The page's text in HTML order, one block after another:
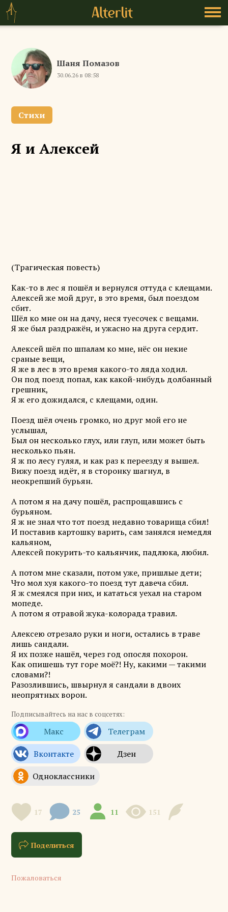
Шаня Помазов
30.06.26 в 08:58
Стихи
Я и Алексей
(Трагическая повесть)
Как-то в лес я пошёл и вернулся оттуда с клещами.
Алексей же мой друг, в это время, был поездом
сбит.
Шёл ко мне он на дачу, неся туесочек с вещами.
Я же был раздражён, и ужасно на друга сердит.
Алексей шёл по шпалам ко мне, нёс он некие
сраные вещи,
Я же в лес в это время какого-то ляда ходил.
Он под поезд попал, как какой-нибудь долбанный
грешник,
Я ж его дожидался, с клещами, один.
Поезд шёл очень громко, но друг мой его не
услышал,
Был он несколько глух, или глуп, или может быть
несколько пьян.
Я ж по лесу гулял, и как раз к переезду я вышел.
Вижу поезд идёт, я в сторонку шагнул, в
неокрепший бурьян.
А потом я на дачу пошёл, распрощавшись с
бурьяном.
Я ж не знал что тот поезд недавно товарища сбил!
И поставив картошку варить, сам занялся немедля
кальяном,
Алексей покурить-то кальянчик, падлюка, любил.
А потом мне сказали, потом уже, пришлые дети;
Что мол хуя какого-то поезд тут давеча сбил.
Я ж смеялся при них, и кататься уехал на старом
мопеде.
А потом я отравой жука-колорада травил.
Алексею отрезало руки и ноги, остались в траве
лишь сандали.
Я их позже нашёл, через год опосля похорон.
Как опишешь тут горе моё?! Ну, какими — такими
словами?!
Разозлившись, швырнул я сандали в двоих
неопрятных ворон.
Подписывайтесь на нас в соцсетях:
17 25 11 151
Поделиться
Пожаловаться